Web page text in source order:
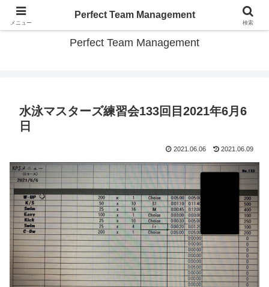
スポーツチーム パーフェクト運営のコツ教えます
Perfect Team Management
水泳マスターズ練習会133回目2021年6月6
日
2021.06.06 2021.06.09
メニュー
Perfect Team Management
検索